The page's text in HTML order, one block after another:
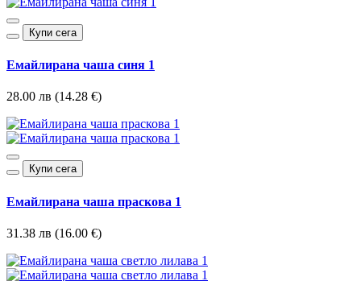
Купи сега
Емайлирана чаша синя 1
28.00 лв (14.28 €)
Купи сега
Емайлирана чаша праскова 1
31.38 лв (16.00 €)